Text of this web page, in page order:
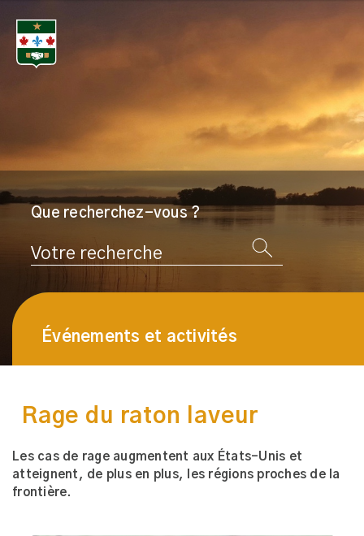
Rage du raton laveur
Que recherchez-vous ?
Rechercher
Événements et activités
Les cas de rage augmentent aux États-Unis et
atteignent, de plus en plus, les régions proches de la
frontière.